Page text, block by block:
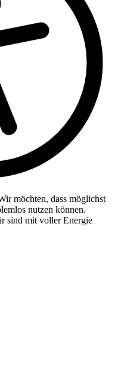
möchten, dass möglichst
nutzen können.
sind mit voller Energie